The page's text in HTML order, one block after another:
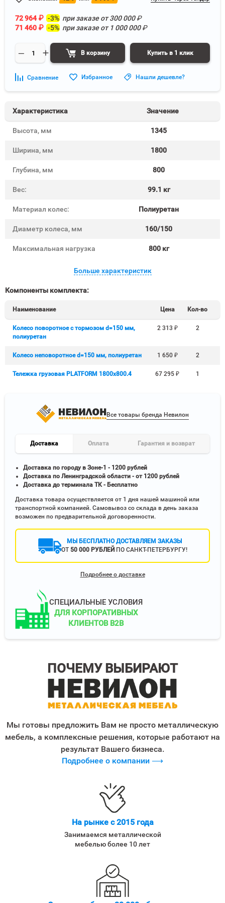
72 964₽ -3% при заказе от300 000₽
71 460 ₽ -5% при заказе от 1 000 000₽
В корзину Купить в 1 клик
Сравнение Избранное Нашли дешевле?
Характеристика Значение
Высота, мм 1345
Ширина, мм 1800
Глубина, мм 800
Вес: 99.1 кг
Материал колес: Полиуретан
Диаметр колеса, мм 160/150
Максимальная нагрузка 800 кг
Больше характеристик
Компоненты комплекта:
Наименование Цена Кол-во
Колесо поворотное с тормозом d=150 мм,
полиуретан
2 313 ₽ 2
Колесо неповоротное d=150 мм, полиуретан 1 650 ₽ 2
Тележка грузовая PLATFORM 1800х800.4 67 295₽ 1
Все товары бренда Невилон
Доставка Оплата Гарантия и возврат
Доставка по городу в Зоне-1 - 1200 рублей
Доставка по Ленинградской области - от 1200 рублей
Доставка до терминала ТК - Бесплатно
Доставка товара осуществляется от 1 дня нашей машиной или
транспортной компанией. Самовывоз со склада в день заказа
возможен по предварительной договоренности.
МЫ БЕСПЛАТНО ДОСТАВЛЯЕМ ЗАКАЗЫ
ОТ 50 000 РУБЛЕЙ ПО САНКТ-ПЕТЕРБУРГУ!
Подробнее о доставке
СПЕЦИАЛЬНЫЕ УСЛОВИЯ
ДЛЯ КОРПОРАТИВНЫХ
КЛИЕНТОВ B2B
ПОЧЕМУ ВЫБИРАЮТ
Мы готовы предложить Вам не просто металлическую
мебель, а комплексные решения, которые работают на
результат Вашего бизнеса.
Подробнее о компании ⟶
На рынке с 2015 года
Занимаемся металлической
мебелью более 10 лет